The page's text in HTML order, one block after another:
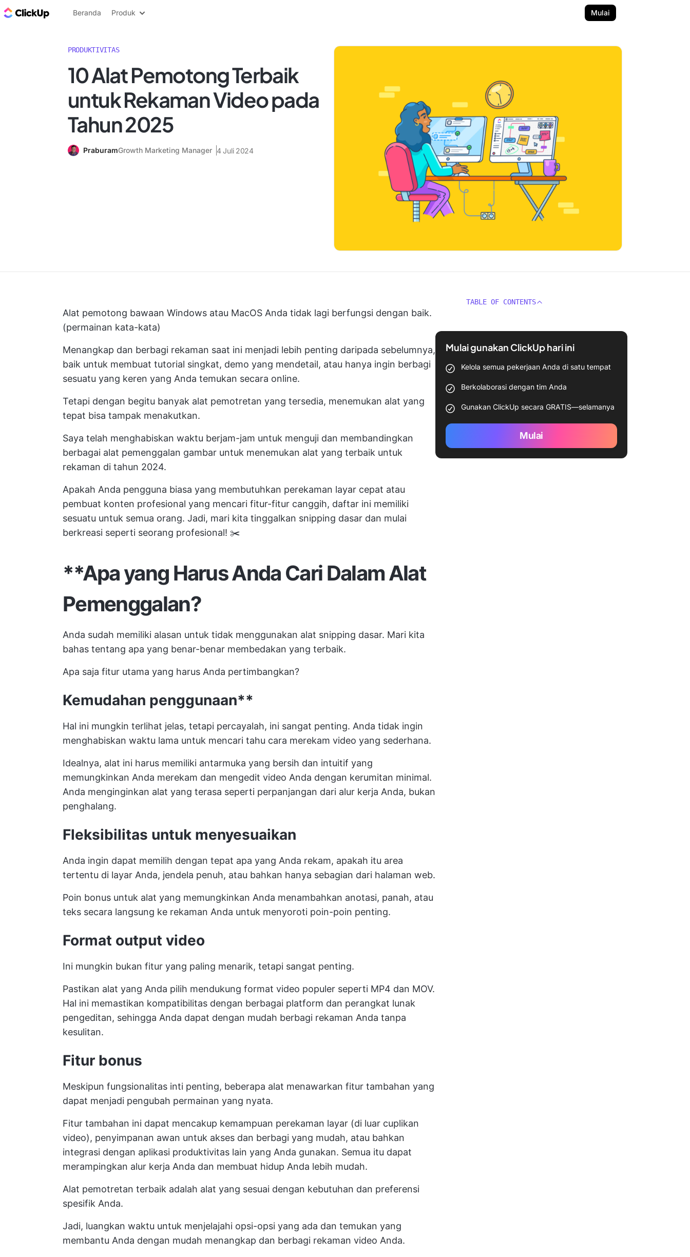
Blog ClickUp
Beranda Produk Mulai
PRODUKTIVITAS
10 Alat Pemotong Terbaik
untuk Rekaman Video pada
Tahun 2025
PraburamGrowth Marketing Manager 4 Juli 2024
Alat pemotong bawaan Windows atau MacOS Anda tidak lagi berfungsi dengan baik.
(permainan kata-kata)
Menangkap dan berbagi rekaman saat ini menjadi lebih penting daripada sebelumnya,
baik untuk membuat tutorial singkat, demo yang mendetail, atau hanya ingin berbagi
sesuatu yang keren yang Anda temukan secara online.
Tetapi dengan begitu banyak alat pemotretan yang tersedia, menemukan alat yang
tepat bisa tampak menakutkan.
Saya telah menghabiskan waktu berjam-jam untuk menguji dan membandingkan
berbagai alat pemenggalan gambar untuk menemukan alat yang terbaik untuk
rekaman di tahun 2024.
Apakah Anda pengguna biasa yang membutuhkan perekaman layar cepat atau
pembuat konten profesional yang mencari fitur-fitur canggih, daftar ini memiliki
sesuatu untuk semua orang. Jadi, mari kita tinggalkan snipping dasar dan mulai
berkreasi seperti seorang profesional! ✂️
**Apa yang Harus Anda Cari Dalam Alat
Pemenggalan?
Anda sudah memiliki alasan untuk tidak menggunakan alat snipping dasar. Mari kita
bahas tentang apa yang benar-benar membedakan yang terbaik.
Apa saja fitur utama yang harus Anda pertimbangkan?
Kemudahan penggunaan**
Hal ini mungkin terlihat jelas, tetapi percayalah, ini sangat penting. Anda tidak ingin
menghabiskan waktu lama untuk mencari tahu cara merekam video yang sederhana.
Idealnya, alat ini harus memiliki antarmuka yang bersih dan intuitif yang
memungkinkan Anda merekam dan mengedit video Anda dengan kerumitan minimal.
Anda menginginkan alat yang terasa seperti perpanjangan dari alur kerja Anda, bukan
penghalang.
Fleksibilitas untuk menyesuaikan
Anda ingin dapat memilih dengan tepat apa yang Anda rekam, apakah itu area
tertentu di layar Anda, jendela penuh, atau bahkan hanya sebagian dari halaman web.
Poin bonus untuk alat yang memungkinkan Anda menambahkan anotasi, panah, atau
teks secara langsung ke rekaman Anda untuk menyoroti poin-poin penting.
Format output video
Ini mungkin bukan fitur yang paling menarik, tetapi sangat penting.
Pastikan alat yang Anda pilih mendukung format video populer seperti MP4 dan MOV.
Hal ini memastikan kompatibilitas dengan berbagai platform dan perangkat lunak
pengeditan, sehingga Anda dapat dengan mudah berbagi rekaman Anda tanpa
kesulitan.
Fitur bonus
Meskipun fungsionalitas inti penting, beberapa alat menawarkan fitur tambahan yang
dapat menjadi pengubah permainan yang nyata.
Fitur tambahan ini dapat mencakup kemampuan perekaman layar (di luar cuplikan
video), penyimpanan awan untuk akses dan berbagi yang mudah, atau bahkan
integrasi dengan aplikasi produktivitas lain yang Anda gunakan. Semua itu dapat
merampingkan alur kerja Anda dan membuat hidup Anda lebih mudah.
Alat pemotretan terbaik adalah alat yang sesuai dengan kebutuhan dan preferensi
spesifik Anda.
Jadi, luangkan waktu untuk menjelajahi opsi-opsi yang ada dan temukan yang
membantu Anda dengan mudah menangkap dan berbagi rekaman video Anda.
TABLE OF CONTENTS
Mulai gunakan ClickUp hari ini
Kelola semua pekerjaan Anda di satu tempat
Berkolaborasi dengan tim Anda
Gunakan ClickUp secara GRATIS—selamanya
Mulai